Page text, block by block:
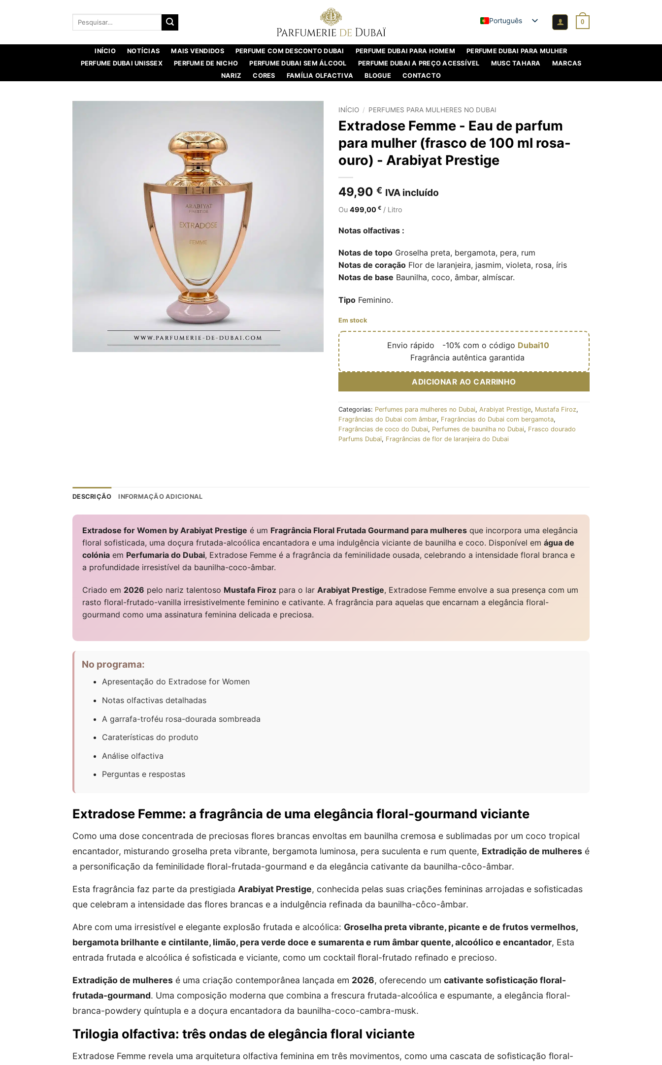
conteúdo
Procurar
Português 0
INÍCIO NOTÍCIAS MAIS VENDIDOS PERFUME COM DESCONTO DUBAI PERFUME DUBAI PARA HOMEM
PERFUME DUBAI PARA MULHER
PERFUME DUBAI UNISSEX
PERFUME DE NICHO PERFUME DUBAI SEM ÁLCOOL PERFUME DUBAI A PREÇO ACESSÍVEL MUSC TAHARA
MARCAS
NARIZ
CORES FAMÍLIA OLFACTIVA BLOGUE CONTACTO
INÍCIO / PERFUMES PARA MULHERES NO DUBAI
Extradose Femme - Eau de parfum
para mulher (frasco de 100 ml rosa-
ouro) - Arabiyat Prestige
49,90 € IVA incluído
Ou 499,00 € / Litro
Notas olfactivas :
Notas de topo Groselha preta, bergamota, pera, rum
Notas de coração Flor de laranjeira, jasmim, violeta, rosa, íris
Notas de base Baunilha, coco, âmbar, almíscar.
Tipo Feminino.
Em stock
Envio rápido -10% com o código Dubai10
Fragrância autêntica garantida
ADICIONAR AO CARRINHO
Categorias: Perfumes para mulheres no Dubai, Arabiyat Prestige, Mustafa Firoz,
Fragrâncias do Dubai com âmbar, Fragrâncias do Dubai com bergamota,
Fragrâncias de coco do Dubai, Perfumes de baunilha no Dubai, Frasco dourado
Parfums Dubaï, Fragrâncias de flor de laranjeira do Dubai
DESCRIÇÃO INFORMAÇÃO ADICIONAL
Extradose for Women by Arabiyat Prestige é um Fragrância Floral Frutada Gourmand para mulheres que incorpora uma elegância
floral sofisticada, uma doçura frutada-alcoólica encantadora e uma indulgência viciante de baunilha e coco. Disponível em água de
colónia em Perfumaria do Dubai, Extradose Femme é a fragrância da feminilidade ousada, celebrando a intensidade floral branca e
a profundidade irresistível da baunilha-coco-âmbar.
Criado em 2026 pelo nariz talentoso Mustafa Firoz para o lar Arabiyat Prestige, Extradose Femme envolve a sua presença com um
rasto floral-frutado-vanilla irresistivelmente feminino e cativante. A fragrância para aquelas que encarnam a elegância floral-
gourmand como uma assinatura feminina delicada e preciosa.
No programa:
Apresentação do Extradose for Women
Notas olfactivas detalhadas
A garrafa-troféu rosa-dourada sombreada
Caraterísticas do produto
Análise olfactiva
Perguntas e respostas
Extradose Femme: a fragrância de uma elegância floral-gourmand viciante
Como uma dose concentrada de preciosas flores brancas envoltas em baunilha cremosa e sublimadas por um coco tropical
encantador, misturando groselha preta vibrante, bergamota luminosa, pera suculenta e rum quente, Extradição de mulheres é
a personificação da feminilidade floral-frutada-gourmand e da elegância cativante da baunilha-côco-âmbar.
Esta fragrância faz parte da prestigiada Arabiyat Prestige, conhecida pelas suas criações femininas arrojadas e sofisticadas
que celebram a intensidade das flores brancas e a indulgência refinada da baunilha-côco-âmbar.
Abre com uma irresistível e elegante explosão frutada e alcoólica: Groselha preta vibrante, picante e de frutos vermelhos,
bergamota brilhante e cintilante, limão, pera verde doce e sumarenta e rum âmbar quente, alcoólico e encantador, Esta
entrada frutada e alcoólica é sofisticada e viciante, como um cocktail floral-frutado refinado e precioso.
Extradição de mulheres é uma criação contemporânea lançada em 2026, oferecendo um cativante sofisticação floral-
frutada-gourmand. Uma composição moderna que combina a frescura frutada-alcoólica e espumante, a elegância floral-
branca-powdery quíntupla e a doçura encantadora da baunilha-coco-cambra-musk.
Trilogia olfactiva: três ondas de elegância floral viciante
Extradose Femme revela uma arquitetura olfactiva feminina em três movimentos, como uma cascata de sofisticação floral-